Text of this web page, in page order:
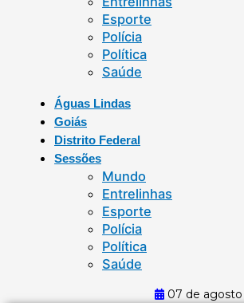
Esporte
Polícia
Política
Saúde
Águas Lindas
Goiás
Distrito Federal
Sessões
Mundo
Entrelinhas
Esporte
Polícia
Política
Saúde
07 de